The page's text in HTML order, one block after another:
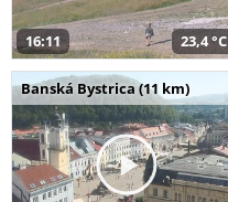
16:11 23,4 °C
Banská Bystrica (11 km)